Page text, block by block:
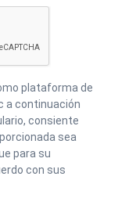
plataforma de
a continuación
consiente
sea
para su
con sus